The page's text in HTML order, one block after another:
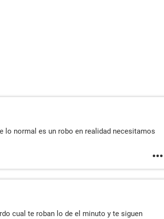
lo normal es un robo en realidad necesitamos
cual te roban lo de el minuto y te siguen